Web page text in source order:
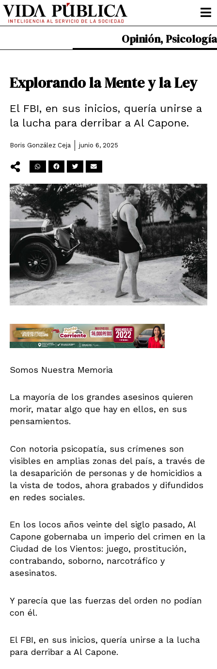
Ir
contenido
Opinión,Psicología
Explorando la Mente y la Ley
El FBI, en sus inicios, quería unirse a
la lucha para derribar a Al Capone.
Boris González Ceja junio 6, 2025
Somos Nuestra Memoria
La mayoría de los grandes asesinos quieren
morir, matar algo que hay en ellos, en sus
pensamientos.
Con notoria psicopatía, sus crímenes son
visibles en amplias zonas del país, a través de
la desaparición de personas y de homicidios a
la vista de todos, ahora grabados y difundidos
en redes sociales.
En los locos años veinte del siglo pasado, Al
Capone gobernaba un imperio del crimen en la
Ciudad de los Vientos: juego, prostitución,
contrabando, soborno, narcotráfico y
asesinatos.
Y parecía que las fuerzas del orden no podían
con él.
El FBI, en sus inicios, quería unirse a la lucha
para derribar a Al Capone.